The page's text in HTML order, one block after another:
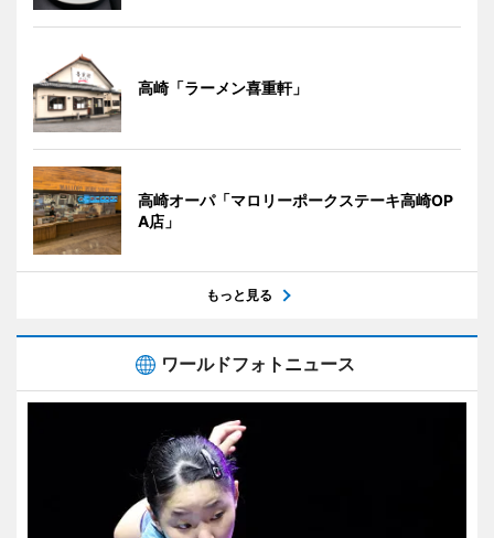
高崎「ラーメン喜重軒」
高崎オーパ「マロリーポークステーキ高崎OP
A店」
もっと見る
ワールドフォトニュース